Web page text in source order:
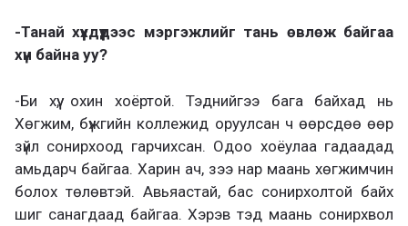
-Танай хүүхдүүдээс мэргэжлийг тань өвлөж байгаа
хүн байна уу?
-Би хүү, охин хоёртой. Тэднийгээ бага байхад нь
Хөгжим, бүжгийн коллежид оруулсан ч өөрсдөө өөр
зүйл сонирхоод гарчихсан. Одоо хоёулаа гадаадад
амьдарч байгаа. Харин ач, зээ нар маань хөгжимчин
болох төлөвтэй. Авьяастай, бас сонирхолтой байх
шиг санагдаад байгаа. Хэрэв тэд маань сонирхвол